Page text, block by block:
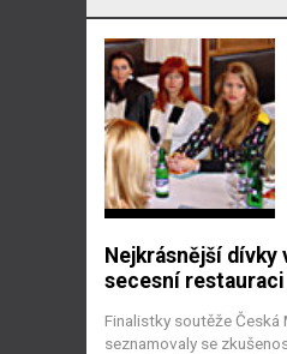
Nejkrásnější dívky
secesní restauraci
Finalistky soutěže Česká
seznamovaly se